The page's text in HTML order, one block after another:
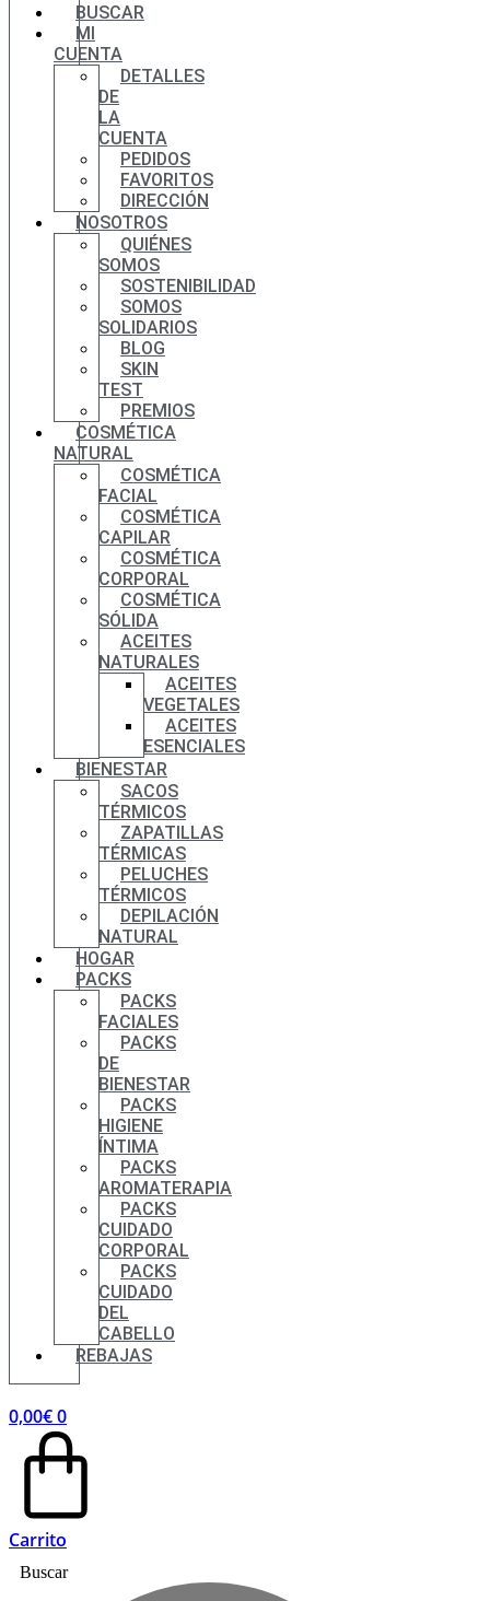
BUSCAR
MI
CUENTA
DETALLES
DE
LA
CUENTA
PEDIDOS
FAVORITOS
DIRECCIÓN
NOSOTROS
QUIÉNES
SOMOS
SOSTENIBILIDAD
SOMOS
SOLIDARIOS
BLOG
SKIN
TEST
PREMIOS
COSMÉTICA
NATURAL
COSMÉTICA
FACIAL
COSMÉTICA
CAPILAR
COSMÉTICA
CORPORAL
COSMÉTICA
SÓLIDA
ACEITES
NATURALES
ACEITES
VEGETALES
ACEITES
ESENCIALES
BIENESTAR
SACOS
TÉRMICOS
ZAPATILLAS
TÉRMICAS
PELUCHES
TÉRMICOS
DEPILACIÓN
NATURAL
HOGAR
PACKS
PACKS
FACIALES
PACKS
DE
BIENESTAR
PACKS
HIGIENE
ÍNTIMA
PACKS
AROMATERAPIA
PACKS
CUIDADO
CORPORAL
PACKS
CUIDADO
DEL
CABELLO
REBAJAS
0,00€0
Carrito
Buscar